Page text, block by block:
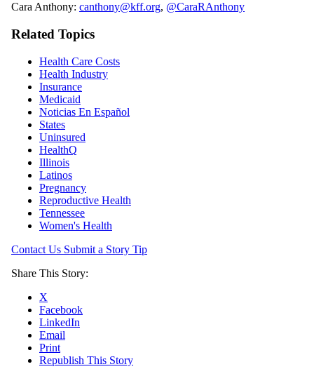
Cara Anthony: canthony@kff.org, @CaraRAnthony
Related Topics
Health Care Costs
Health Industry
Insurance
Medicaid
Noticias En Español
States
Uninsured
HealthQ
Illinois
Latinos
Pregnancy
Reproductive Health
Tennessee
Women's Health
Contact Us Submit a Story Tip
Share This Story:
X
Facebook
LinkedIn
Email
Print
Republish This Story